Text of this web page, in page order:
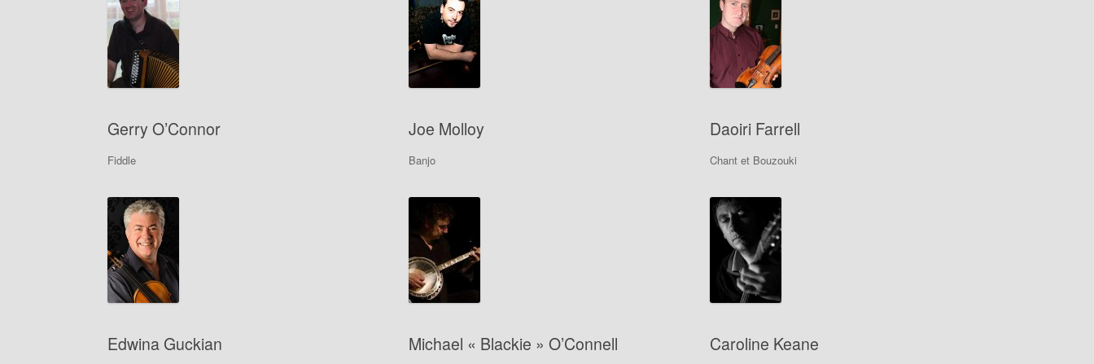
Gerry O’Connor
Fiddle
Joe Molloy
Banjo
Daoiri Farrell
Chant et Bouzouki
Edwina Guckian Michael « Blackie » O’Connell Caroline Keane